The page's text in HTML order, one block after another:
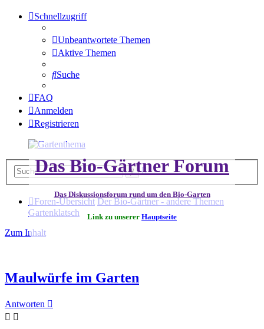
Schnellzugriff
Unbeantwortete Themen
Aktive Themen
Suche
FAQ
Anmelden
Registrieren
Das Bio-Gärtner Forum
Das Diskussionsforum rund um den Bio-Garten
Link zu unserer Hauptseite
SucheErweiterte
Foren-Übersicht Der Bio-Gärtner - andere Themen
Gartenklatsch
Zum Inhalt
Maulwürfe im Garten
Antworten